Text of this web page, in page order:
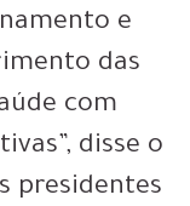
e
das
com
disse o
presidentes